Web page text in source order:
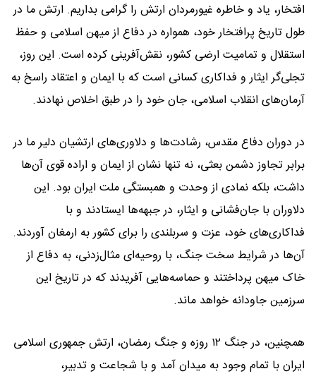
افتخار، یاد و خاطره غیورمردان ارتش را گرامی بداریم. ارتش ما در
طول تاریخ پرافتخار خود، همواره در دفاع از میهن اسلامی و حفظ
استقلال و تمامیت ارضی کشور، نقش‌آفرینی کرده است. این روز،
تجلی‌گر ایثار و فداکاری کسانی است که با ایمان و اعتقاد راسخ به
آرمان‌های انقلاب اسلامی، جان خود را در طبق اخلاص نهادند.
در دوران دفاع مقدس، رشادت‌ها و دلاوری‌های ارتشیان دلیر ما در
برابر تجاوز دشمن بعثی، نه تنها نشان از ایمان و اراده قوی آن‌ها
داشت، بلکه نمادی از وحدت و همبستگی ملت ایران بود. این
دلاوران با جان‌فشانی و ایثار، در جبهه‌ها ایستادند و با
فداکاری‌های خود، عزت و سربلندی را برای کشور به ارمغان آوردند.
آن‌ها در شرایط سخت جنگ، با روحیه‌ای مثال‌زدنی، به دفاع از
خاک میهن پرداختند و حماسه‌هایی آفریدند که در تاریخ این
سرزمین جاودانه خواهد ماند.
همچنین، در جنگ ۱۲ روزه و جنگ رمضان، ارتش جمهوری اسلامی
ایران با تمام وجود به میدان آمد و با شجاعت و تدبیر،